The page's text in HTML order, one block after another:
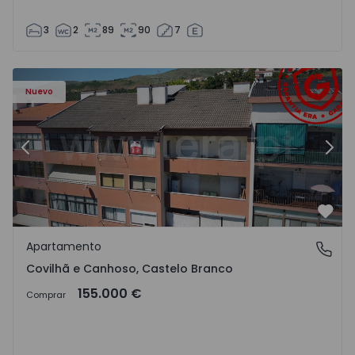
3 2 89 90 7
Nuevo
- 18
Apartamento T2 Covilhã, Covilhã e Canhoso - 1497806 -
Anterior
Covilhã e Canhoso, Castelo Branco
Apartamento
Covilhã e Canhoso, Castelo Branco
Comprar 155.000 €